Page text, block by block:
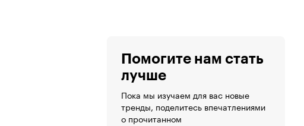
Помогите нам стать
лучше
Пока мы изучаем для вас новые
тренды, поделитесь впечатлениями
о прочитанном